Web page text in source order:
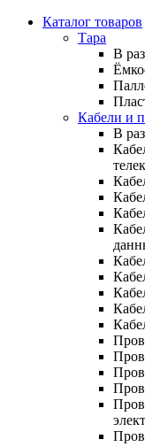
Каталог товаров
Тара
В
Кабели и
В